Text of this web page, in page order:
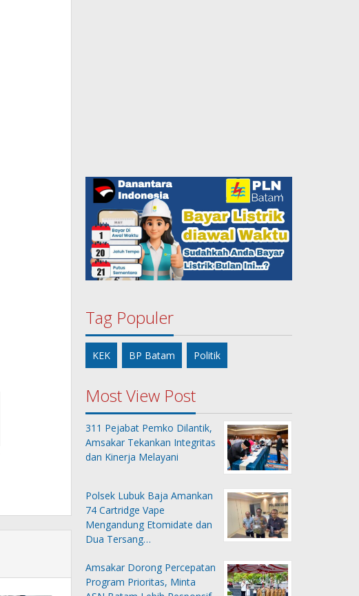
Tag Populer
KEK BP Batam Politik
Most View Post
311 Pejabat Pemko Dilantik,
Amsakar Tekankan Integritas
dan Kinerja Melayani
Polsek Lubuk Baja Amankan
74 Cartridge Vape
Mengandung Etomidate dan
Dua Tersang…
Amsakar Dorong Percepatan
Program Prioritas, Minta